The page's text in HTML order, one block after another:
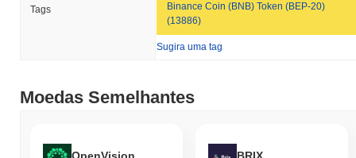
Tags
Binance Coin (BNB) Token (BEP-20)
(13886)
Sugira uma tag
Moedas Semelhantes